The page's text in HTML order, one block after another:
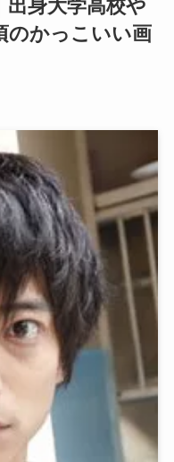
出身大学高校や
のかっこいい画